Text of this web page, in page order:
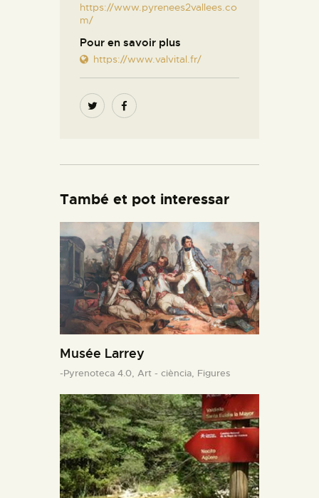
https://www.pyrenees2vallees.co
m/
Pour en savoir plus
https://www.valvital.fr/
També et pot interessar
Musée Larrey
-Pyrenoteca 4.0, Art - ciència, Figures